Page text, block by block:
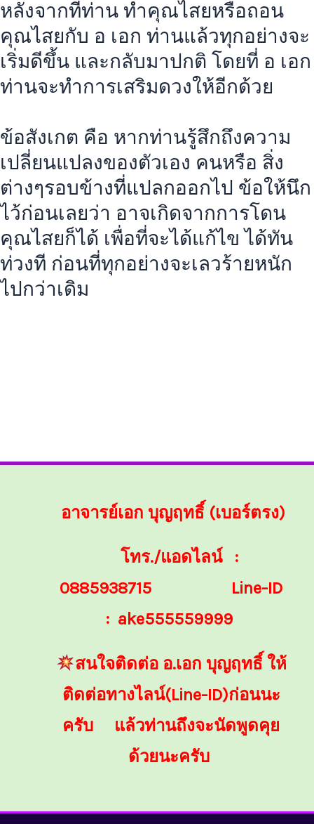
หลังจากที่ท่าน ทำคุณไสยหรือถอน
คุณไสยกับ อ เอก ท่านแล้วทุกอย่างจะ
เริ่มดีขึ้น และกลับมาปกติ โดยที่ อ เอก
ท่านจะทำการเสริมดวงให้อีกด้วย
ข้อสังเกต คือ หากท่านรู้สึกถึงความ
เปลี่ยนแปลงของตัวเอง คนหรือ สิ่ง
ต่างๆรอบข้างที่แปลกออกไป ข้อให้นึก
ไว้ก่อนเลยว่า อาจเกิดจากการโดน
คุณไสยก็ได้ เพื่อที่จะได้แก้ไข ได้ทัน
ท่วงที ก่อนที่ทุกอย่างจะเลวร้ายหนัก
ไปกว่าเดิม
อาจารย์เอก บุญฤทธิ์ (เบอร์ตรง)
โทร./แอดไลน์ :
0885938715 Line-ID
: ake555559999
สนใจติดต่อ อ.เอก บุญฤทธิ์ ให้
ติดต่อทางไลน์(Line-ID)ก่อนนะ
ครับ แล้วท่านถึงจะนัดพูดคุย
ด้วยนะครับ